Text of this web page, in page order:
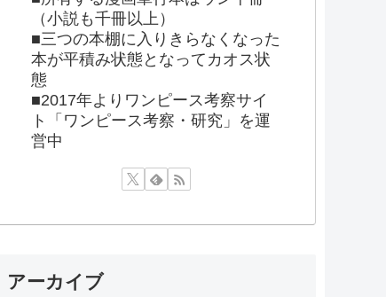
（小説も千冊以上）
■三つの本棚に入りきらなくなった
本が平積み状態となってカオス状
態
■2017年よりワンピース考察サイ
ト「ワンピース考察・研究」を運
営中
アーカイブ